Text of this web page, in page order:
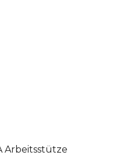
Arbeitsstütze